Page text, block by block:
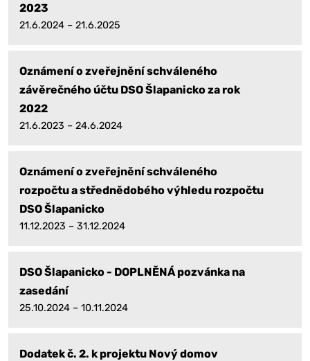
2023
21.6.2024 – 21.6.2025
Oznámení o zveřejnění schváleného
závěrečného účtu DSO Šlapanicko za rok
2022
21.6.2023 – 24.6.2024
Oznámení o zveřejnění schváleného
rozpočtu a střednědobého výhledu rozpočtu
DSO Šlapanicko
11.12.2023 – 31.12.2024
DSO Šlapanicko - DOPLNĚNÁ pozvánka na
zasedání
25.10.2024 – 10.11.2024
Dodatek č. 2. k projektu Nový domov